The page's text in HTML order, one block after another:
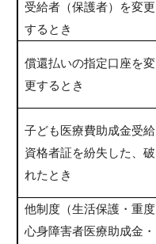
受給者（保護者）を変更
するとき
償還払いの指定口座を変
更するとき
子ども医療費助成金受給
資格者証を紛失した、破
れたとき
他制度（生活保護・重度
心身障害者医療助成金・